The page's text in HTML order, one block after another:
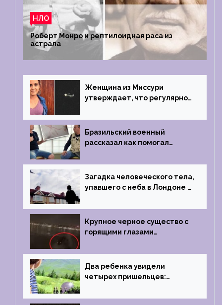
НЛО
Роберт Монро и рептилоидная раса из
астрала
Женщина из Миссури
утверждает, что регулярно
инопланетянами
Бразильский военный
рассказал как помогал
1996 году
Загадка человеческого тела,
упавшего с неба в Лондоне в
Крупное черное существо с
горящими глазами
Два ребенка увидели
четырех пришельцев:
1967 году